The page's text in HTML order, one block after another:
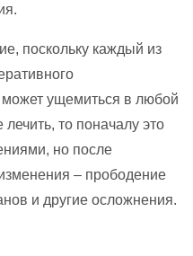
поскольку каждый из
ущемиться в любой
то поначалу это
но после
– прободение
и другие осложнения.